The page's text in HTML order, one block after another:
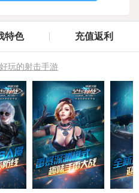
特色 充值返利
玩的射击手游